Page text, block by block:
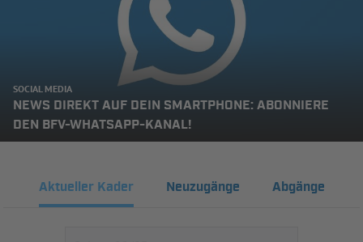
SOCIAL MEDIA
NEWS DIREKT AUF DEIN SMARTPHONE: ABONNIERE
DEN BFV-WHATSAPP-KANAL!
Aktueller Kader Neuzugänge Abgänge